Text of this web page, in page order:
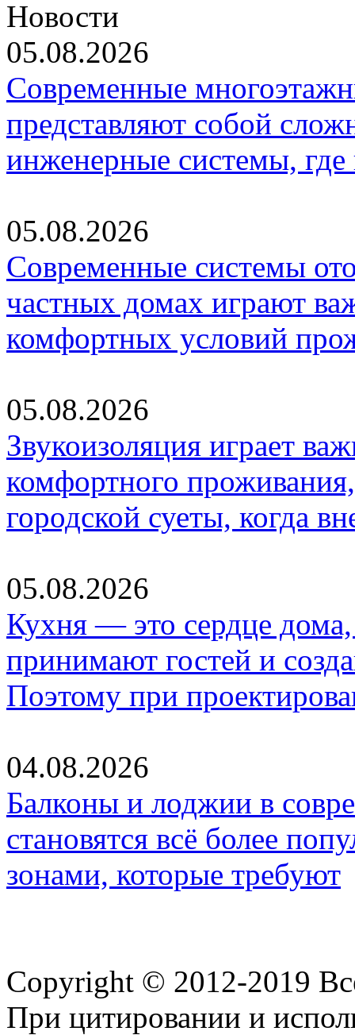
Новости
05.08.2026
Современные
представляют собой
инженерные системы,
05.08.2026
Современные системы
частных домах играют
комфортных условий
05.08.2026
Звукоизоляция играет
комфортного
городской суеты, когда
05.08.2026
Кухня — это сердце дома,
принимают гостей и
Поэтому при
04.08.2026
Балконы и лоджии в
становятся всё более
зонами, которые требуют
Copyright © 2012-2019
При цитировании и